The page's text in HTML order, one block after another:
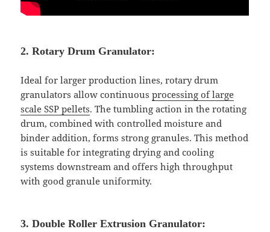
2. Rotary Drum Granulator:
Ideal for larger production lines, rotary drum
granulators allow continuousprocessing of large
scale SSP pellets. The tumbling action in the rotating
drum, combined with controlled moisture and
binder addition, forms strong granules. This method
is suitable for integrating drying and cooling
systems downstream and offers high throughput
with good granule uniformity.
3. Double Roller Extrusion Granulator: